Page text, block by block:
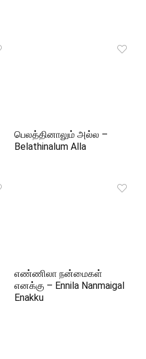
பெலத்தினாலும் அல்ல –
Belathinalum Alla
எண்ணிலா நன்மைகள்
எனக்கு – Ennila Nanmaigal
Enakku